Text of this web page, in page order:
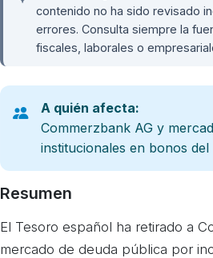
contenido no ha sido revisado
errores. Consulta siempre la
fiscales, laborales o
A quién afecta:
Commerzbank AG y
institucionales en bonos del
Resumen
El Tesoro español ha retirado a
mercado de deuda pública por